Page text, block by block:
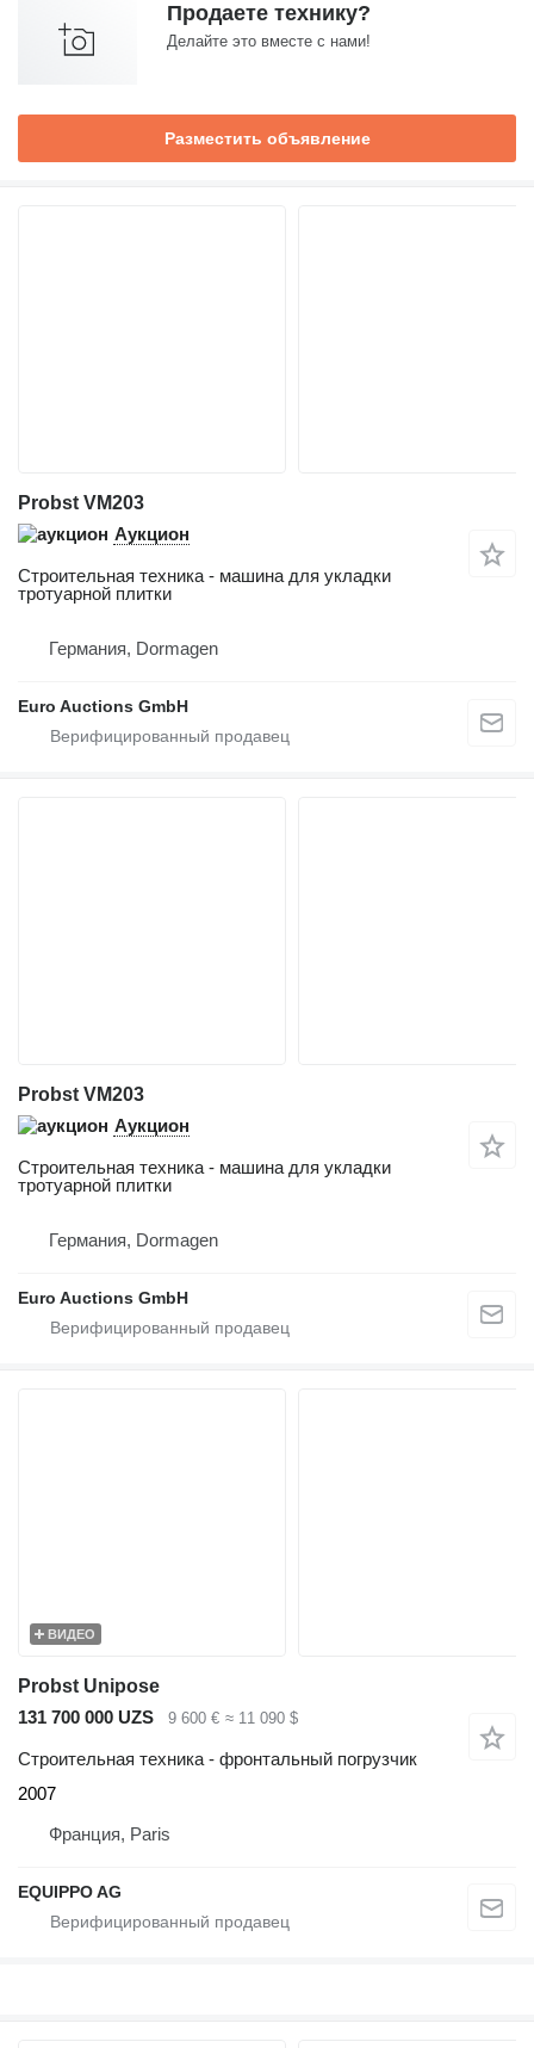
Продаете технику?
Делайте это вместе с нами!
Разместить объявление
Probst VM203
Аукцион
Строительная техника - машина для укладки
тротуарной плитки
Германия, Dormagen
Euro Auctions GmbH
Probst VM203
Аукцион
Строительная техника - машина для укладки
тротуарной плитки
Германия, Dormagen
Euro Auctions GmbH
ВИДЕО
Probst Unipose
131 700 000 UZS
9 600 € ≈ 11 090 $
Строительная техника - фронтальный погрузчик
2007
Франция, Paris
EQUIPPO AG